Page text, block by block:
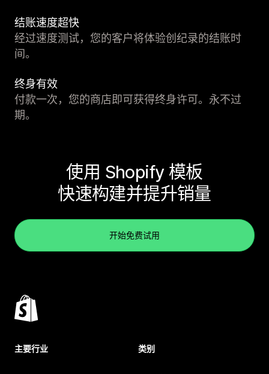
结账速度超快
经过速度测试，您的客户将体验创纪录的结账时
间。
终身有效
付款一次，您的商店即可获得终身许可。永不过
期。
使用 Shopify 模板
快速构建并提升销量
开始免费试用
主要行业 类别